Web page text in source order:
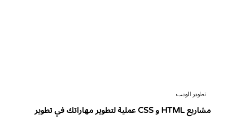
تطوير الويب
مشاريع HTML و CSS عملية لتطوير مهاراتك في تطوير